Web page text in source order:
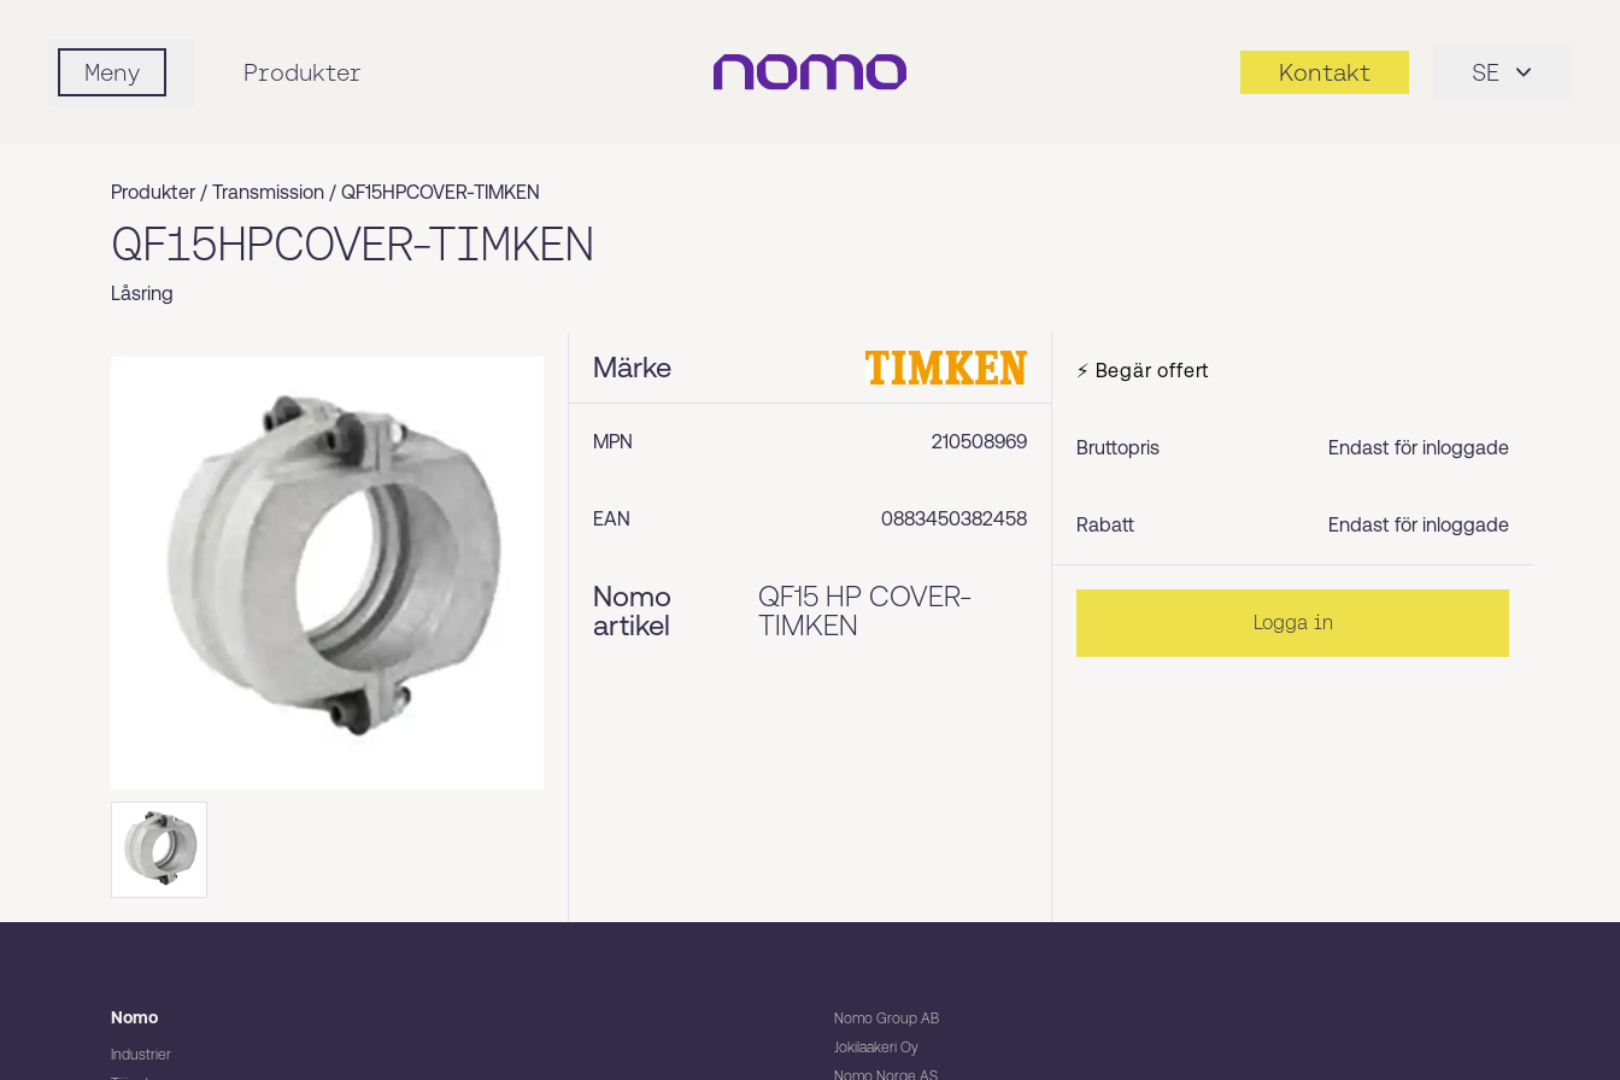
Meny Produkter Kontakt SE
Produkter / Transmission / QF15HPCOVER-TIMKEN
QF15HPCOVER-TIMKEN
Låsring
Märke
MPN 210508969
EAN 0883450382458
Nomo
artikel
QF15 HP COVER-
TIMKEN
⚡ Begär offert
Bruttopris Endast för inloggade
Rabatt Endast för inloggade
Logga in
Nomo
Industrier
Nomo Group AB
Jokilaakeri Oy
Nomo Norge AS